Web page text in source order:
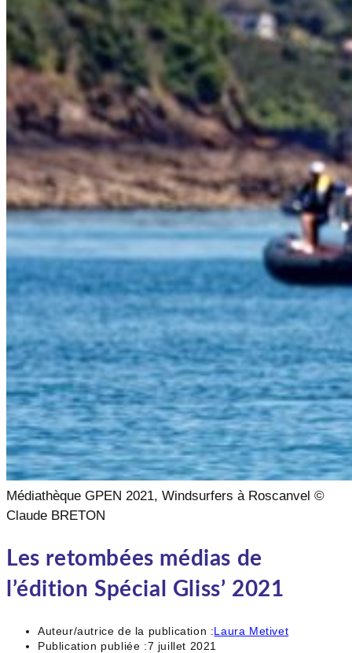
Médiathèque GPEN 2021, Windsurfers à Roscanvel ©
Claude BRETON
Les retombées médias de
l’édition Spécial Gliss’ 2021
Auteur/autrice de la publication :Laura Metivet
Publication publiée :7 juillet 2021